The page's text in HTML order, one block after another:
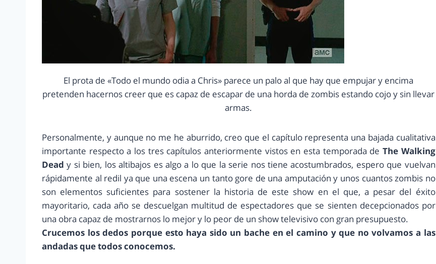
El prota de «Todo el mundo odia a Chris» parece un palo al que hay que empujar y encima
pretenden hacernos creer que es capaz de escapar de una horda de zombis estando cojo y sin llevar
armas.
Personalmente, y aunque no me he aburrido, creo que el capítulo representa una bajada cualitativa
importante respecto a los tres capítulos anteriormente vistos en esta temporada de The Walking
Deady si bien, los altibajos es algo a lo que la serie nos tiene acostumbrados, espero que vuelvan
rápidamente al redil ya que una escena un tanto gore de una amputación y unos cuantos zombis no
son elementos suficientes para sostener la historia de este show en el que, a pesar del éxito
mayoritario, cada año se descuelgan multitud de espectadores que se sienten decepcionados por
una obra capaz de mostrarnos lo mejor y lo peor de un show televisivo con gran presupuesto.
Crucemos los dedos porque esto haya sido un bache en el camino y que no volvamos a las
andadas que todos conocemos.